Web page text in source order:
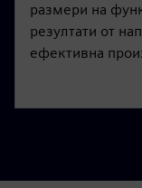
размери на
резултати от
ефективна